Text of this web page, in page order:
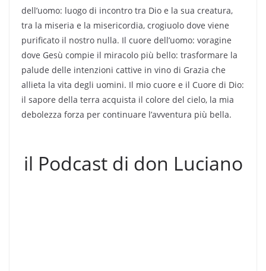
dell’uomo: luogo di incontro tra Dio e la sua creatura,
tra la miseria e la misericordia, crogiuolo dove viene
purificato il nostro nulla. Il cuore dell’uomo: voragine
dove Gesù compie il miracolo più bello: trasformare la
palude delle intenzioni cattive in vino di Grazia che
allieta la vita degli uomini. Il mio cuore e il Cuore di Dio:
il sapore della terra acquista il colore del cielo, la mia
debolezza forza per continuare l’avventura più bella.
il Podcast di don Luciano